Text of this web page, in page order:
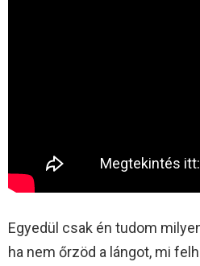
Egyedül csak én tudom
ha nem őrzöd a lángot, mi